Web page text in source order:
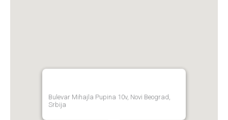
Bulevar Mihajla Pupina 10v, Novi Beograd,
Srbija